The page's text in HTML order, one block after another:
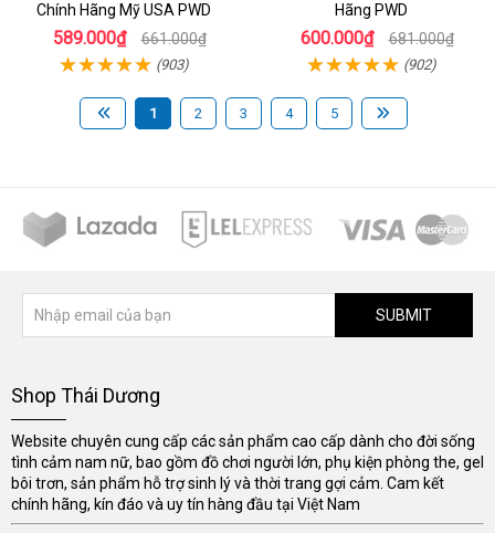
Chính Hãng Mỹ USA PWD
589.000₫ 661.000₫
(903)
Hãng PWD
600.000₫ 681.000₫
(902)
1 2 3 4 5
SUBMIT
Shop Thái Dương
Website chuyên cung cấp các sản phẩm cao cấp dành cho đời sống
tình cảm nam nữ, bao gồm đồ chơi người lớn, phụ kiện phòng the, gel
bôi trơn, sản phẩm hỗ trợ sinh lý và thời trang gợi cảm. Cam kết
chính hãng, kín đáo và uy tín hàng đầu tại Việt Nam